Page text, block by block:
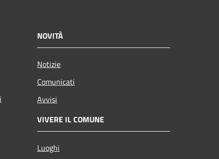
NOVITÀ
Notizie
Comunicati
Avvisi
VIVERE IL COMUNE
Luoghi